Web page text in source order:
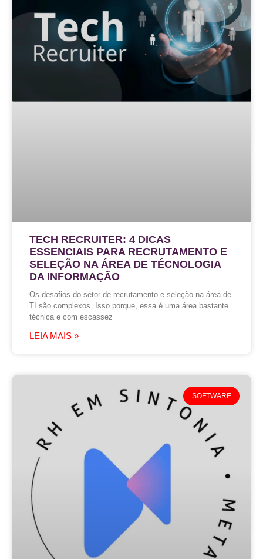
TECH RECRUITER: 4 DICAS
ESSENCIAIS PARA RECRUTAMENTO E
SELEÇÃO NA ÁREA DE TÉCNOLOGIA
DA INFORMAÇÃO
Os desafios do setor de recrutamento e seleção na área de
TI são complexos. Isso porque, essa é uma área bastante
técnica e com escassez
LEIA MAIS »
SOFTWARE